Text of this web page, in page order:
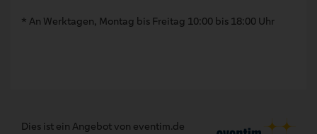
* An Werktagen, Montag bis Freitag 10:00 bis 18:00 Uhr
Dies ist ein Angebot von eventim.de